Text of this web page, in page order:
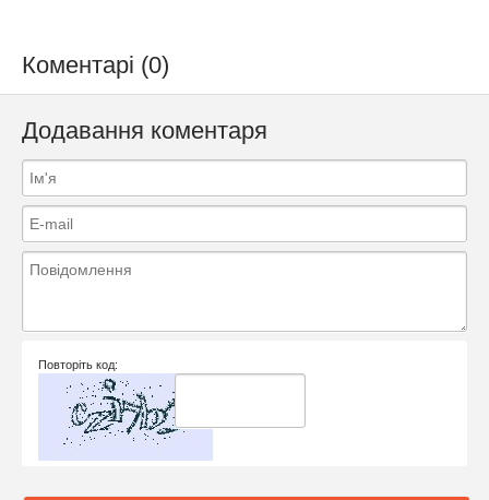
Коментарі (0)
Додавання коментаря
Повторіть код: